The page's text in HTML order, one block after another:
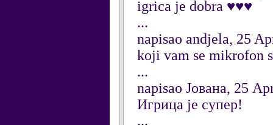
igrica je dobra ♥♥♥
...
napisao andjela, 25
koji vam se mikrofon
...
napisao Јована, 25
Игрица је супер!
...